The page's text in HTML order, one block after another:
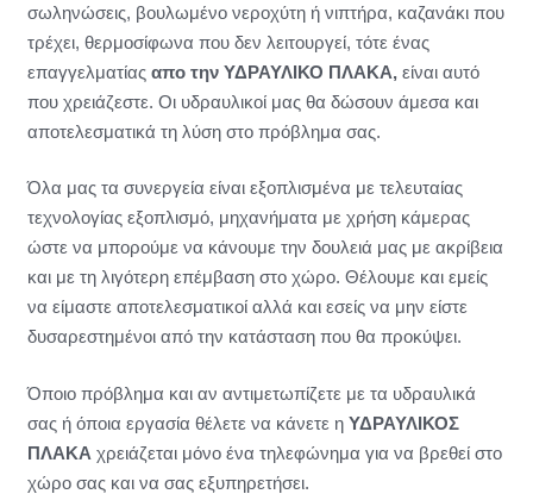
σωληνώσεις, βουλωμένο νεροχύτη ή νιπτήρα, καζανάκι που
τρέχει, θερμοσίφωνα που δεν λειτουργεί, τότε ένας
επαγγελματίαςαπο την ΥΔΡΑΥΛΙΚΟ ΠΛΑΚΑ,είναι αυτό
που χρειάζεστε. Οι υδραυλικοί μας θα δώσουν άμεσα και
αποτελεσματικά τη λύση στο πρόβλημα σας.
Όλα μας τα συνεργεία είναι εξοπλισμένα με τελευταίας
τεχνολογίας εξοπλισμό, μηχανήματα με χρήση κάμερας
ώστε να μπορούμε να κάνουμε την δουλειά μας με ακρίβεια
και με τη λιγότερη επέμβαση στο χώρο. Θέλουμε και εμείς
να είμαστε αποτελεσματικοί αλλά και εσείς να μην είστε
δυσαρεστημένοι από την κατάσταση που θα προκύψει.
Όποιο πρόβλημα και αν αντιμετωπίζετε με τα υδραυλικά
σας ή όποια εργασία θέλετε να κάνετε η ΥΔΡΑΥΛΙΚΟΣ
ΠΛΑΚΑ χρειάζεται μόνο ένα τηλεφώνημα για να βρεθεί στο
χώρο σας και να σας εξυπηρετήσει.